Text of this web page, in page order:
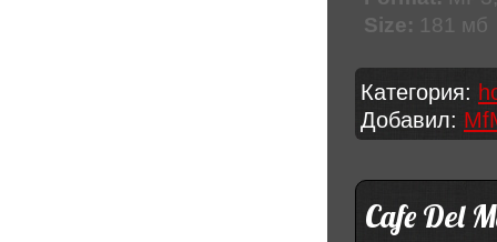
Size: 181 мб
Категория:
Добавил:
Cafe Del